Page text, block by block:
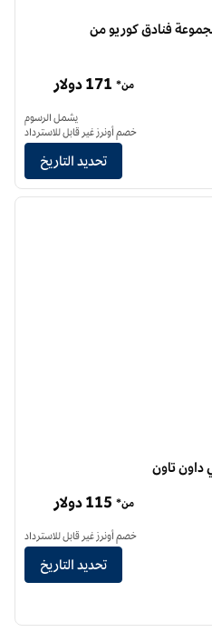
فنادق كوريو من
العاصمة، مجموعة فنادق كوريو من هيلتون
من* 171 دولار
يشمل الرسوم
خصم أونرز غير قابل للاسترداد
تحديد التاريخ
1
/
12
الصورة
داون تاون
جاردن إن واشنطن دي سي داون تاون
من* 115 دولار
خصم أونرز غير قابل للاسترداد
تحديد التاريخ